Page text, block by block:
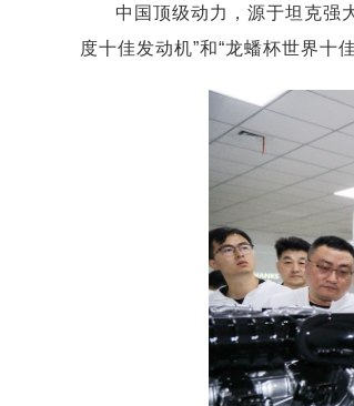
中国顶级动力，源于坦克强
度十佳发动机”和“龙蟠杯世界十